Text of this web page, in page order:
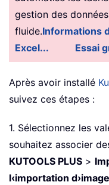
gestion des
fluide.Informations
Excel...
Essai
Après avoir installé
suivez ces étapes :
1. Sélectionnez les
souhaitez associer
KUTOOLS PLUS >
l‹importation